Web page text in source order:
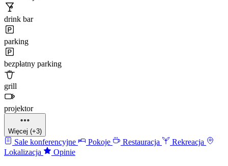
drink bar
parking
bezpłatny parking
grill
projektor
Więcej (+3)
Sale konferencyjne Pokoje Restauracja
Rekreacja
Lokalizacja
Opinie